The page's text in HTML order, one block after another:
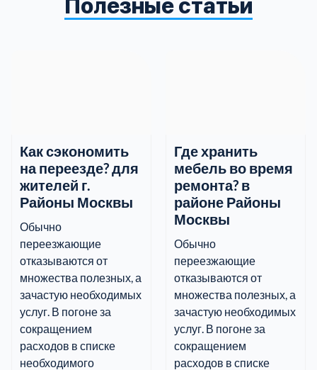
информацию.Полезные статьи
Как сэкономить
на переезде? для
жителей г.
Районы Москвы
Обычно
переезжающие
отказываются от
множества полезных, а
зачастую необходимых
услуг. В погоне за
сокращением
расходов в списке
необходимого
Где хранить
мебель во время
ремонта? в
районе Районы
Москвы
Обычно
переезжающие
отказываются от
множества полезных, а
зачастую необходимых
услуг. В погоне за
сокращением
расходов в списке